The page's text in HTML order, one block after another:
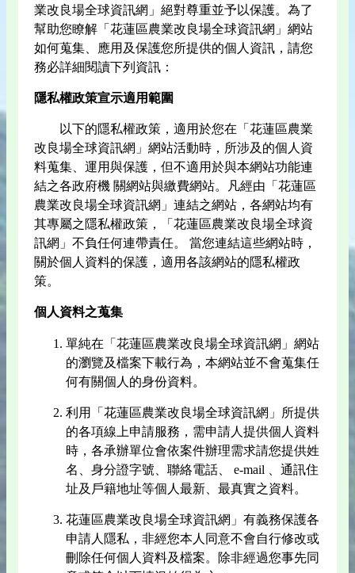
業改良場全球資訊網」絕對尊重並予以保護。為了
幫助您瞭解「花蓮區農業改良場全球資訊網」網站
如何蒐集、應用及保護您所提供的個人資訊，請您
務必詳細閱讀下列資訊：
隱私權政策宣示適用範圍
以下的隱私權政策，適用於您在「花蓮區農業
改良場全球資訊網」網站活動時，所涉及的個人資
料蒐集、運用與保護，但不適用於與本網站功能連
結之各政府機 關網站與繳費網站。凡經由「花蓮區
農業改良場全球資訊網」連結之網站，各網站均有
其專屬之隱私權政策，「花蓮區農業改良場全球資
訊網」不負任何連帶責任。 當您連結這些網站時，
關於個人資料的保護，適用各該網站的隱私權政
策。
個人資料之蒐集
單純在「花蓮區農業改良場全球資訊網」網站
的瀏覽及檔案下載行為，本網站並不會蒐集任
何有關個人的身份資料。
利用「花蓮區農業改良場全球資訊網」所提供
的各項線上申請服務，需申請人提供個人資料
時，各承辦單位會依案件辦理需求請您提供姓
名、身分證字號、聯絡電話、 e-mail 、通訊住
址及戶籍地址等個人最新、最真實之資料。
花蓮區農業改良場全球資訊網」有義務保護各
申請人隱私，非經您本人同意不會自行修改或
刪除任何個人資料及檔案。除非經過您事先同